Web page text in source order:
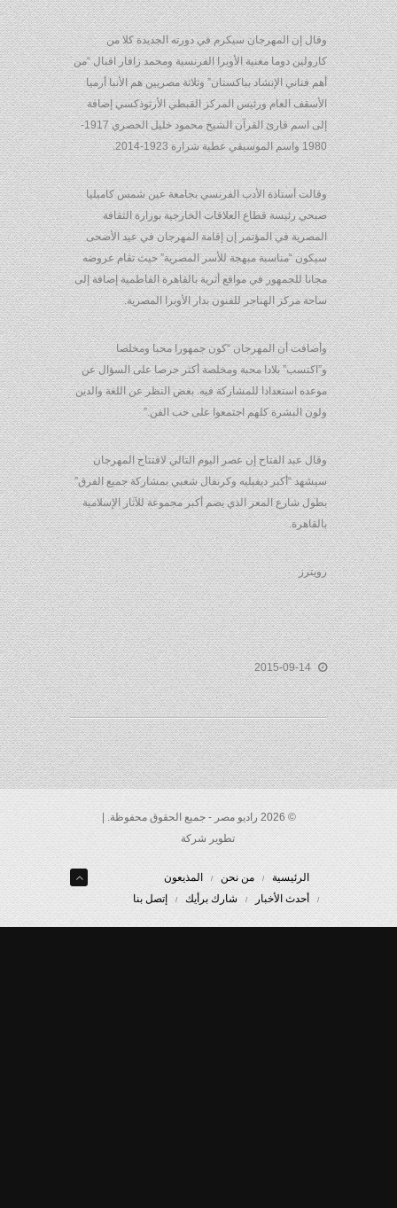
وقال إن المهرجان سيكرم في دورته الجديدة كلا من
كارولين دوما مغنية الأوبرا الفرنسية ومحمد زافار اقبال “من
أهم فناني الإنشاد بباكستان” وثلاثة مصريين هم الأنبا أرميا
الأسقف العام ورئيس المركز القبطي الأرثوذكسي إضافة
إلى اسم قارئ القرآن الشيخ محمود خليل الحصري 1917-
1980 واسم الموسيقي عطية شرارة 1923-2014.
وقالت أستاذة الأدب الفرنسي بجامعة عين شمس كاميليا
صبحي رئيسة قطاع العلاقات الخارجية بوزارة الثقافة
المصرية في المؤتمر إن إقامة المهرجان في عيد الأضحى
سيكون “مناسبة مبهجة للأسر المصرية” حيث تقام عروضه
مجانا للجمهور في مواقع أثرية بالقاهرة الفاطمية إضافة إلى
ساحة مركز الهناجر للفنون بدار الأوبرا المصرية.
وأضافت أن المهرجان “كون جمهورا محبا ومخلصا
و”اكتسب” بلادا محبة ومخلصة أكثر حرصا على السؤال عن
موعده استعدادا للمشاركة فيه. بغض النظر عن اللغة والدين
ولون البشرة كلهم اجتمعوا على حب الفن.”
وقال عبد الفتاح إن عصر اليوم التالي لافتتاح المهرجان
سيشهد “أكبر ديفيليه وكرنفال شعبي بمشاركة جميع الفرق”
بطول شارع المعز الذي يضم أكبر مجموعة للآثار الإسلامية
بالقاهرة.
رويترز
2015-09-14
© 2026 راديو مصر - جميع الحقوق محفوظة. |
تطوير شركة
الرئيسية من نحن
المذيعون
أحدث الأخبار
شارك برأيك إتصل بنا